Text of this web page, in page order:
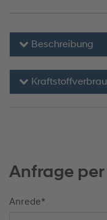
Beschreibung
Anfrage
Anrede*